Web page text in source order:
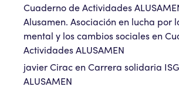
Cuaderno de Actividades
Alusamen. Asociación en lucha por
mental y los cambios socialesen
Actividades ALUSAMEN
javier Ciracen Carrera solidaria
ALUSAMEN